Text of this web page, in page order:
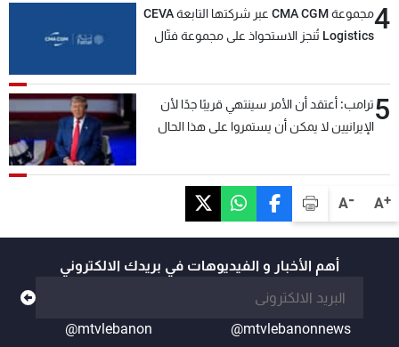
A+
A-
4
مجموعة CMA CGM عبر شركتها التابعة CEVA
Logistics تُنجز الاستحواذ على مجموعة فتّال
5ترامب: أعتقد أن الأمر سينتهي قريبًا جدًا لأن
الإيرانيين لا يمكن أن يستمروا على هذا الحال
أهم الأخبار و الفيديوهات في بريدك الالكتروني
@mtvlebanonnews
@mtvlebanon